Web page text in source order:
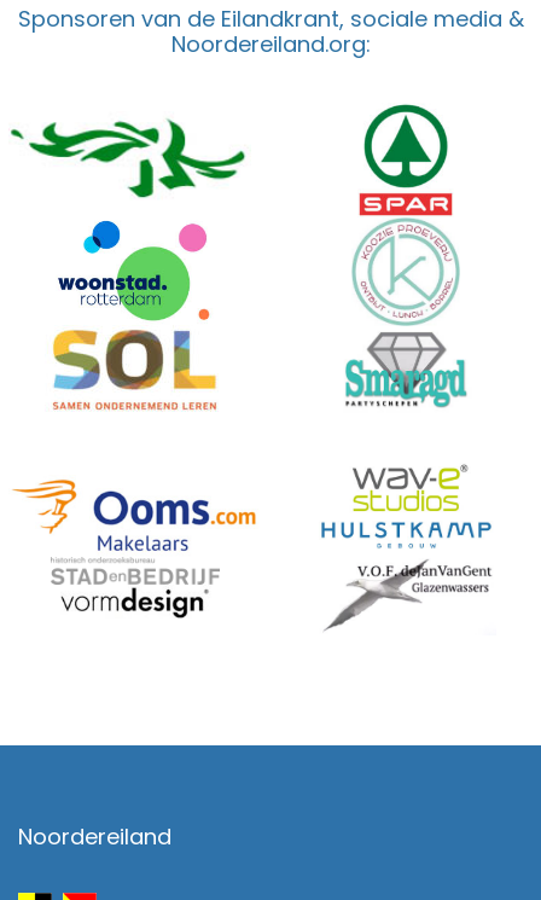
Sponsoren van de Eilandkrant, sociale media &
Noordereiland.org:
Noordereiland